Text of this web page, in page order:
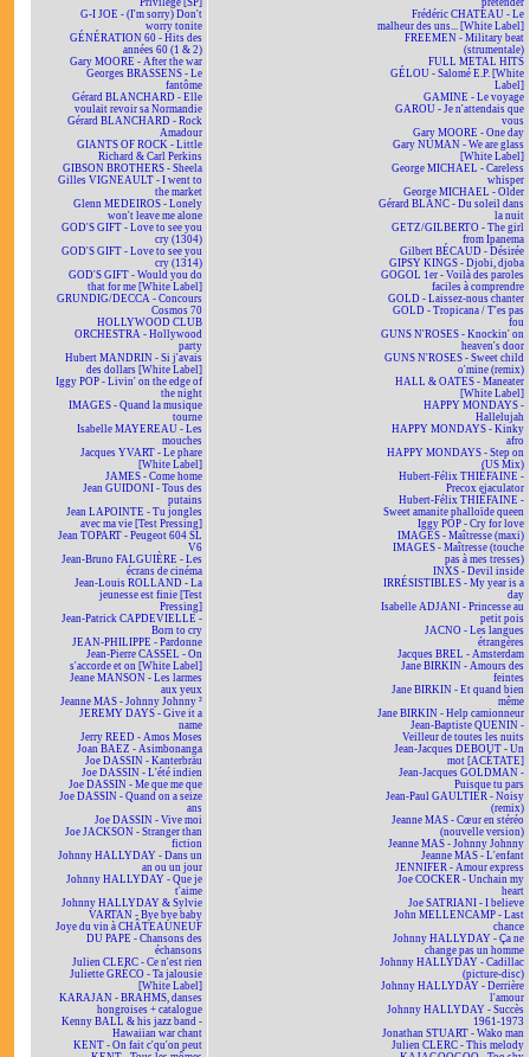
Privilège [SP]
G-I JOE - (I'm sorry) Don't
worry tonite
GÉNÉRATION 60 - Hits des
années 60 (1 & 2)
Gary MOORE - After the war
Georges BRASSENS - Le
fantôme
Gérard BLANCHARD - Elle
voulait revoir sa Normandie
Gérard BLANCHARD - Rock
Amadour
GIANTS OF ROCK - Little
Richard & Carl Perkins
GIBSON BROTHERS - Sheela
Gilles VIGNEAULT - I went to
the market
Glenn MEDEIROS - Lonely
won't leave me alone
GOD'S GIFT - Love to see you
cry (1304)
GOD'S GIFT - Love to see you
cry (1314)
GOD'S GIFT - Would you do
that for me [White Label]
GRUNDIG/DECCA - Concours
Cosmos 70
HOLLYWOOD CLUB
ORCHESTRA - Hollywood
party
Hubert MANDRIN - Si j'avais
des dollars [White Label]
Iggy POP - Livin' on the edge of
the night
IMAGES - Quand la musique
tourne
Isabelle MAYEREAU - Les
mouches
Jacques YVART - Le phare
[White Label]
JAMES - Come home
Jean GUIDONI - Tous des
putains
Jean LAPOINTE - Tu jongles
avec ma vie [Test Pressing]
Jean TOPART - Peugeot 604 SL
V6
Jean-Bruno FALGUIÈRE - Les
écrans de cinéma
Jean-Louis ROLLAND - La
jeunesse est finie [Test
Pressing]
Jean-Patrick CAPDEVIELLE -
Born to cry
JEAN-PHILIPPE - Pardonne
Jean-Pierre CASSEL - On
s'accorde et on [White Label]
Jeane MANSON - Les larmes
aux yeux
Jeanne MAS - Johnny Johnny ²
JEREMY DAYS - Give it a
name
Jerry REED - Amos Moses
Joan BAEZ - Asimbonanga
Joe DASSIN - Kanterbräu
Joe DASSIN - L'été indien
Joe DASSIN - Me que me que
Joe DASSIN - Quand on a seize
ans
Joe DASSIN - Vive moi
Joe JACKSON - Stranger than
fiction
Johnny HALLYDAY - Dans un
an ou un jour
Johnny HALLYDAY - Que je
t'aime
Johnny HALLYDAY & Sylvie
VARTAN - Bye bye baby
Joye du vin à CHÂTEAUNEUF
DU PAPE - Chansons des
échansons
Julien CLERC - Ce n'est rien
Juliette GRÉCO - Ta jalousie
[White Label]
KARAJAN - BRAHMS, danses
hongroises + catalogue
Kenny BALL & his jazz band -
Hawaiian war chant
KENT - On fait c'qu'on peut
pretender
Frédéric CHATEAU - Le
malheur des uns... [White Label]
FREEMEN - Military beat
(strumentale)
FULL METAL HITS
GÉLOU - Salomé E.P. [White
Label]
GAMINE - Le voyage
GAROU - Je n'attendais que
vous
Gary MOORE - One day
Gary NUMAN - We are glass
[White Label]
George MICHAEL - Careless
whisper
George MICHAEL - Older
Gérard BLANC - Du soleil dans
la nuit
GETZ/GILBERTO - The girl
from Ipanema
Gilbert BÉCAUD - Désirée
GIPSY KINGS - Djobi, djoba
GOGOL 1er - Voilà des paroles
faciles à comprendre
GOLD - Laissez-nous chanter
GOLD - Tropicana / T'es pas
fou
GUNS N'ROSES - Knockin' on
heaven's door
GUNS N'ROSES - Sweet child
o'mine (remix)
HALL & OATES - Maneater
[White Label]
HAPPY MONDAYS -
Hallelujah
HAPPY MONDAYS - Kinky
afro
HAPPY MONDAYS - Step on
(US Mix)
Hubert-Félix THIÉFAINE -
Precox ejaculator
Hubert-Félix THIÉFAINE -
Sweet amanite phalloïde queen
Iggy POP - Cry for love
IMAGES - Maîtresse (maxi)
IMAGES - Maîtresse (touche
pas à mes tresses)
INXS - Devil inside
IRRÉSISTIBLES - My year is a
day
Isabelle ADJANI - Princesse au
petit pois
JACNO - Les langues
étrangères
Jacques BREL - Amsterdam
Jane BIRKIN - Amours des
feintes
Jane BIRKIN - Et quand bien
même
Jane BIRKIN - Help camionneur
Jean-Baptiste QUENIN -
Veilleur de toutes les nuits
Jean-Jacques DEBOUT - Un
mot [ACÉTATE]
Jean-Jacques GOLDMAN -
Puisque tu pars
Jean-Paul GAULTIER - Noisy
(remix)
Jeanne MAS - Cœur en stéréo
(nouvelle version)
Jeanne MAS - Johnny Johnny
Jeanne MAS - L'enfant
JENNIFER - Amour express
Joe COCKER - Unchain my
heart
Joe SATRIANI - I believe
John MELLENCAMP - Last
chance
Johnny HALLYDAY - Ça ne
change pas un homme
Johnny HALLYDAY - Cadillac
(picture-disc)
Johnny HALLYDAY - Derrière
l'amour
Johnny HALLYDAY - Succès
1961-1973
Jonathan STUART - Wako man
Julien CLERC - This melody